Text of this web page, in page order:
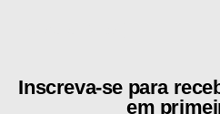
Inscreva-se para
em